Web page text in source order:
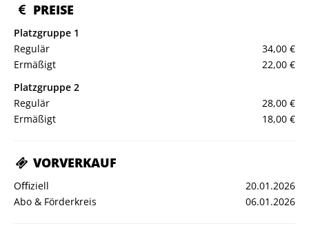
PREISE
Platzgruppe 1
Regulär
34,00 €
Ermäßigt
22,00 €
Platzgruppe 2
Regulär
28,00 €
Ermäßigt
18,00 €
VORVERKAUF
Oﬃziell
20.01.2026
Abo & Förderkreis
06.01.2026